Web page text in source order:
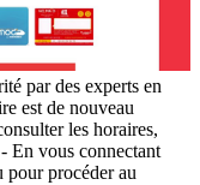
par des experts en
est de nouveau
les horaires,
En vous connectant
pour procéder au